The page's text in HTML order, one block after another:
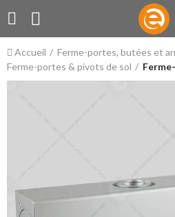
Accueil
Ferme-portes, butées et
Ferme-portes & pivots de sol